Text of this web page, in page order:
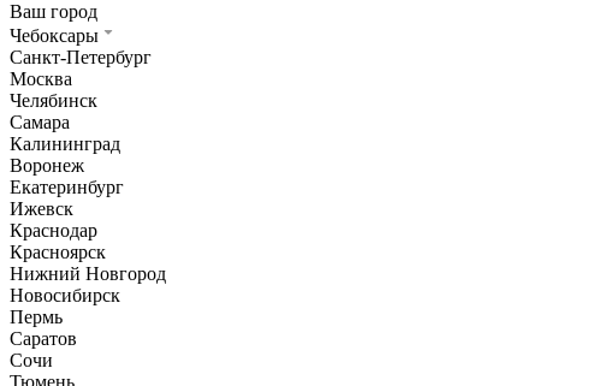
Ваш город
Чебоксары
Санкт-Петербург
Москва
Челябинск
Самара
Калининград
Воронеж
Екатеринбург
Ижевск
Краснодар
Красноярск
Нижний Новгород
Новосибирск
Пермь
Саратов
Сочи
Тюмень